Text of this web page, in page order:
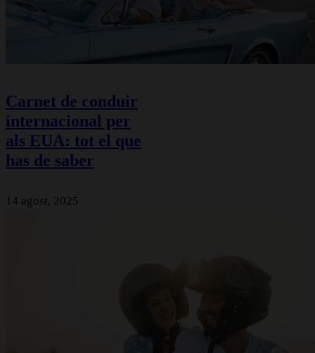
Carnet de conduir
internacional per
als EUA: tot el que
has de saber
14 agost, 2025